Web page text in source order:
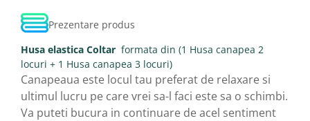
Prezentare produs
Husa elastica Coltar formata din (1 Husa canapea 2
locuri + 1 Husa canapea 3 locuri)
Canapeaua este locul tau preferat de relaxare si
ultimul lucru pe care vrei sa-l faci este sa o schimbi.
Va puteti bucura in continuare de acel sentiment